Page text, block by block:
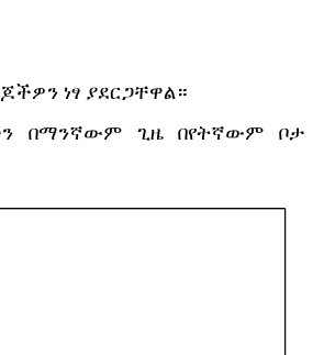
ነፃ ያደርጋቸዋል።
በማንኛውም ጊዜ በየትኛውም ቦታ